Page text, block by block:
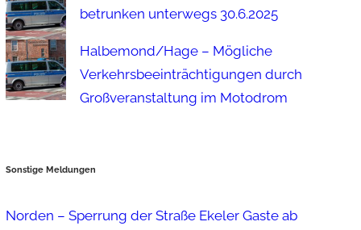
betrunken unterwegs 30.6.2025
Halbemond/Hage – Mögliche
Verkehrsbeeinträchtigungen durch
Großveranstaltung im Motodrom
Sonstige Meldungen
Norden – Sperrung der Straße Ekeler Gaste ab